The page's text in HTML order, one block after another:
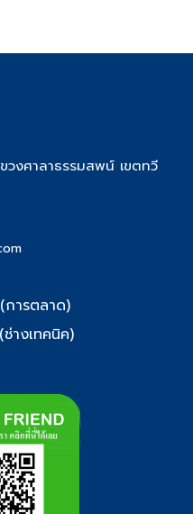
งศาลาธรรมสพน์ เขตทวี
ารตลาด)
างเทคนิค)